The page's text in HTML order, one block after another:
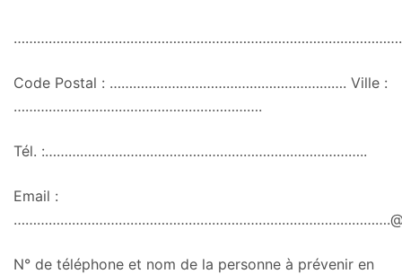
Code Postal : ……………………………………………………. Ville :
……………………………………………………….
Tél. :………………………………………………………………………..
Email :
N° de téléphone et nom de la personne à prévenir en